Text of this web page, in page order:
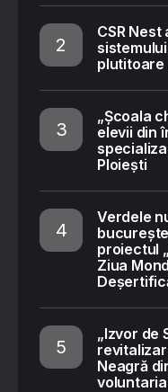
CSR
plutitoare
„Școala
elevii din
Ploiești
Verdele
proiectul
Ziua
„Izvor de
Neagră